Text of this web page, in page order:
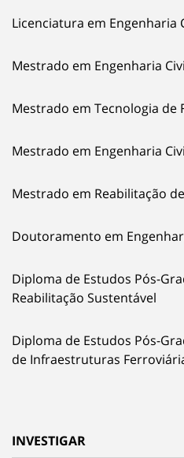
Licenciatura em Engenharia
Mestrado em Engenharia
Mestrado em Tecnologia de
Mestrado em Engenharia
Mestrado em Reabilitação
Doutoramento em
Diploma de Estudos Pós-
Reabilitação Sustentável
Diploma de Estudos Pós-
de Infraestruturas
INVESTIGAR